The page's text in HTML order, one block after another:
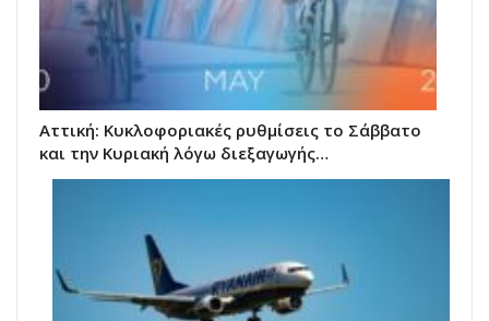
Αττική: Κυκλοφοριακές ρυθμίσεις το Σάββατο
και την Κυριακή λόγω διεξαγωγής…